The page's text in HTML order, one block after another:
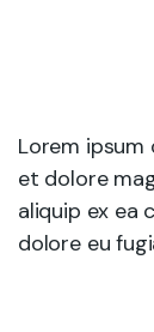
Lorem
et dolore
aliquip ex ea
dolore eu